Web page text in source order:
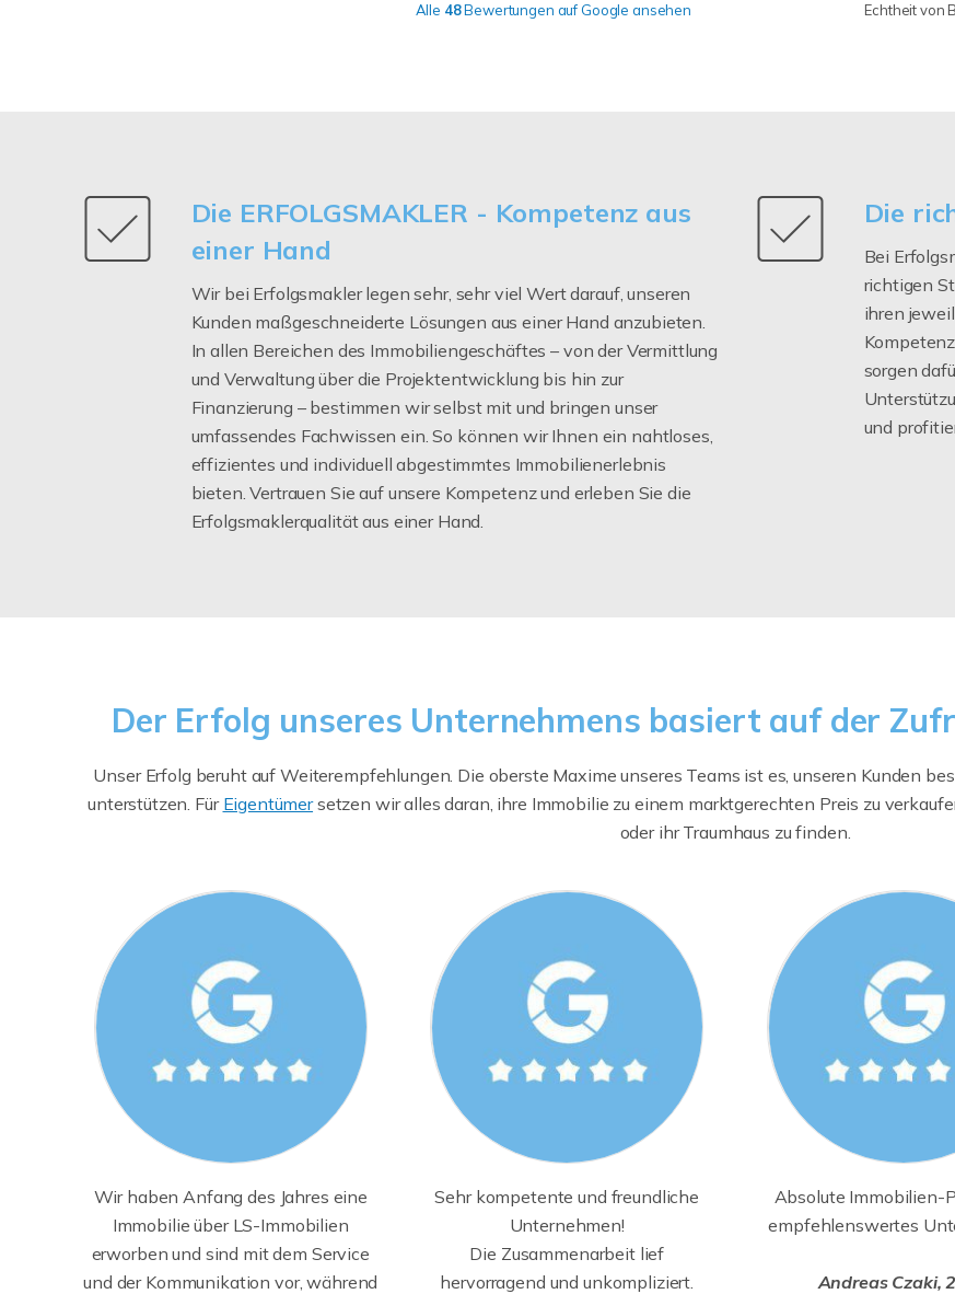
Alle 48Bewertungen auf Google ansehen Echtheit von
Die ERFOLGSMAKLER - Kompetenz aus
einer Hand
Wir bei Erfolgsmakler legen sehr, sehr viel Wert darauf, unseren
Kunden maßgeschneiderte Lösungen aus einer Hand anzubieten.
In allen Bereichen des Immobiliengeschäftes – von der Vermittlung
und Verwaltung über die Projektentwicklung bis hin zur
Finanzierung – bestimmen wir selbst mit und bringen unser
umfassendes Fachwissen ein. So können wir Ihnen ein nahtloses,
effizientes und individuell abgestimmtes Immobilienerlebnis
bieten. Vertrauen Sie auf unsere Kompetenz und erleben Sie die
Erfolgsmaklerqualität aus einer Hand.
Die
Bei
richtigen
ihren
sorgen
und
Der Erfolg unseres Unternehmens basiert auf der
Unser Erfolg beruht auf Weiterempfehlungen. Die oberste Maxime unseres Teams ist es, unseren Kunden
unterstützen. Für Eigentümersetzen wir alles daran, ihre Immobilie zu einem marktgerechten Preis zu
oder ihr Traumhaus zu finden.
Wir haben Anfang des Jahres eine
Immobilie über LS-Immobilien
erworben und sind mit dem Service
und der Kommunikation vor, während
Sehr kompetente und freundliche
Unternehmen!
Die Zusammenarbeit lief
hervorragend und unkompliziert.
Absolute Immobilien-
empfehlenswertes
Andreas Czaki,